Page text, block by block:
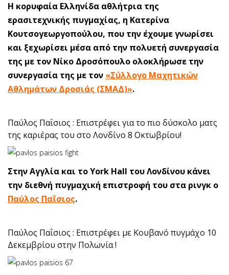
Η κορυφαία Ελληνίδα αθλήτρια της
ερασιτεχνικής πυγμαχίας, η Κατερίνα
Κουτσογεωργοπούλου, που την έχουμε γνωρίσει
και ξεχωρίσει μέσα από την πολυετή συνεργασία
της με τον Νίκο Δροσόπουλο ολοκλήρωσε την
συνεργασία της με τον «Σύλλογο Μαχητικών
Αθλημάτων Δροσιάς (ΣΜΑΔ)».
Παύλος Παΐσιος : Επιστρέφει για το πιο δύσκολο ματς
της καριέρας του στο Λονδίνο 8 Οκτωβρίου!
Στην Αγγλία και το York Hall του Λονδίνου κάνει
την διεθνή πυγμαχική επιστροφή του στα ρινγκ ο
Παύλος Παΐσιος.
Παύλος Παΐσιος : Επιστρέφει με Κουβανό πυγμάχο 10
Δεκεμβρίου στην Πολωνία !